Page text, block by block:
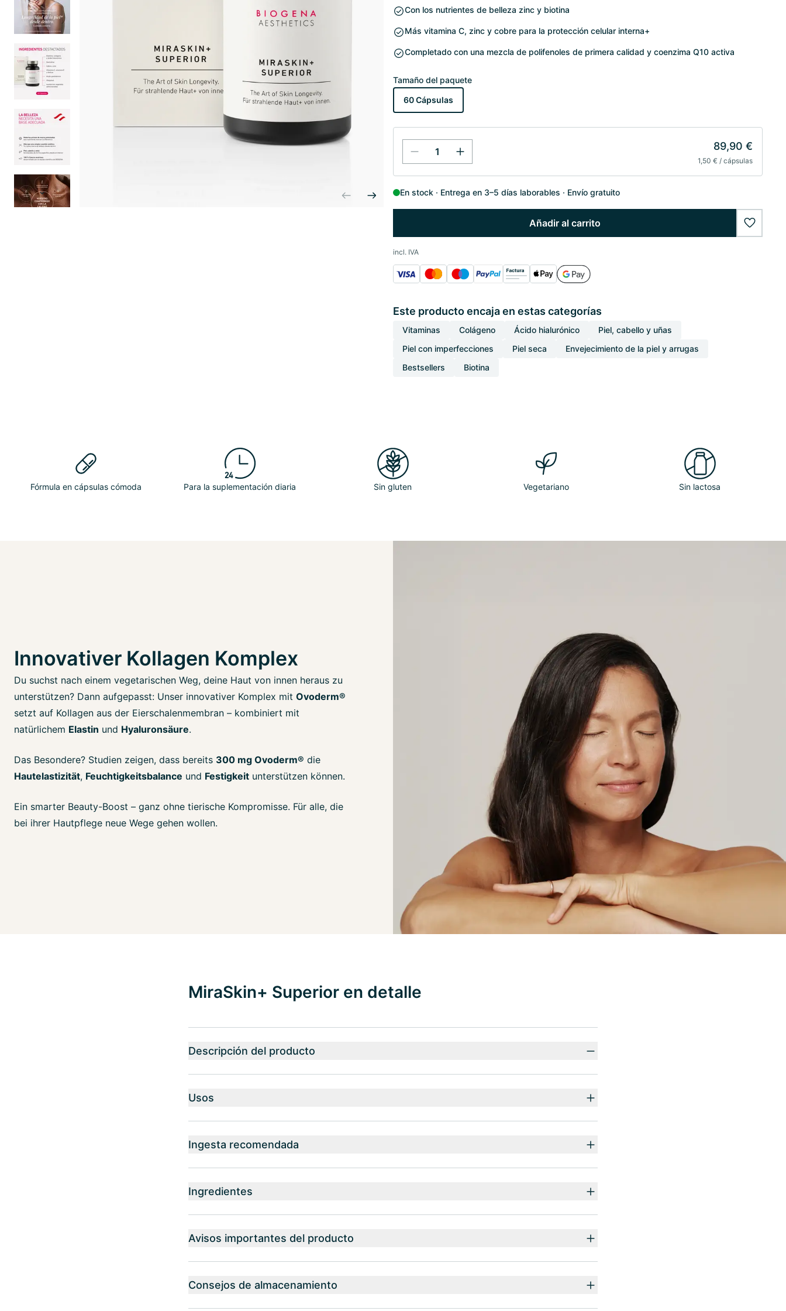
Con los nutrientes de belleza zinc y biotina
Más vitamina C, zinc y cobre para la protección celular interna+
Completado con una mezcla de polifenoles de primera calidad y coenzima Q10 activa
Tamaño del paquete
60 Cápsulas
89,90 €
1,50 € / cápsulas
En stock Entrega en 3–5 días laborables Envío gratuito
Añadir al carrito
incl. IVA
Este producto encaja en estas categorías
Vitaminas Colágeno Ácido hialurónico
Piel, cabello y uñas
Piel con imperfecciones
Piel seca
Envejecimiento de la piel y arrugas
Bestsellers
Biotina
Fórmula en cápsulas cómoda Para la suplementación diaria Sin gluten Vegetariano Sin lactosa
Innovativer Kollagen Komplex
Du suchst nach einem vegetarischen Weg, deine Haut von innen heraus zu
unterstützen? Dann aufgepasst: Unser innovativer Komplex mit Ovoderm®
setzt auf Kollagen aus der Eierschalenmembran – kombiniert mit
natürlichem Elastin und Hyaluronsäure.
Das Besondere? Studien zeigen, dass bereits 300 mg Ovoderm® die
Hautelastizität, Feuchtigkeitsbalance und Festigkeit unterstützen können.
Ein smarter Beauty-Boost – ganz ohne tierische Kompromisse. Für alle, die
bei ihrer Hautpflege neue Wege gehen wollen.
MiraSkin+ Superior en detalle
Descripción del producto
Usos
Ingesta recomendada
Ingredientes
Avisos importantes del producto
Consejos de almacenamiento